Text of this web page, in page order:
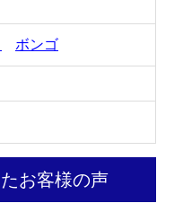
ボンゴ
お客様の声